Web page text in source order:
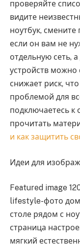
проверяйте
видите
ноутбук,
если он вам не
отдельную сеть,
устройств можно
снижает риск,
проблемой для
подключаетесь к
прочитать
и как защитить
Идеи для
Featured image
lifestyle-фото
столе рядом с
страница
мягкий